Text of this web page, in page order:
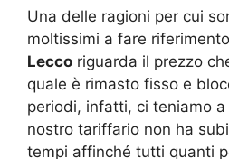
Una delle ragioni per cui
moltissimi a fare
Lecco riguarda il prezzo
quale è rimasto fisso e
periodi, infatti, ci teniamo
nostro tariffario non ha
tempi affinché tutti quanti